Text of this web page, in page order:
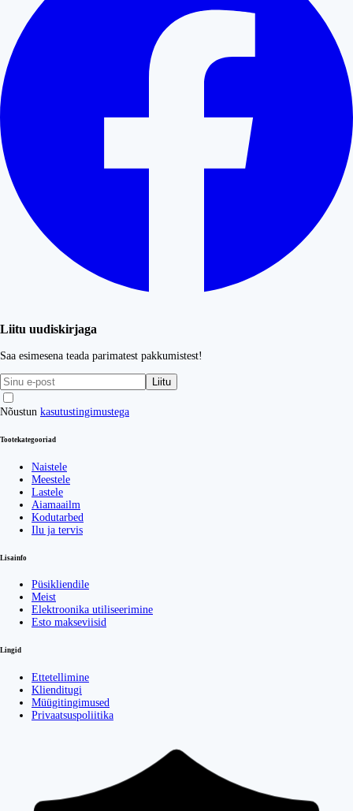
Liitu uudiskirjaga
Saa esimesena teada parimatest pakkumistest!
Liitu
Nõustun kasutustingimustega
Tootekategooriad
Naistele
Meestele
Lastele
Aiamaailm
Kodutarbed
Ilu ja tervis
Lisainfo
Püsikliendile
Meist
Elektroonika utiliseerimine
Esto makseviisid
Lingid
Ettetellimine
Klienditugi
Müügitingimused
Privaatsuspoliitika